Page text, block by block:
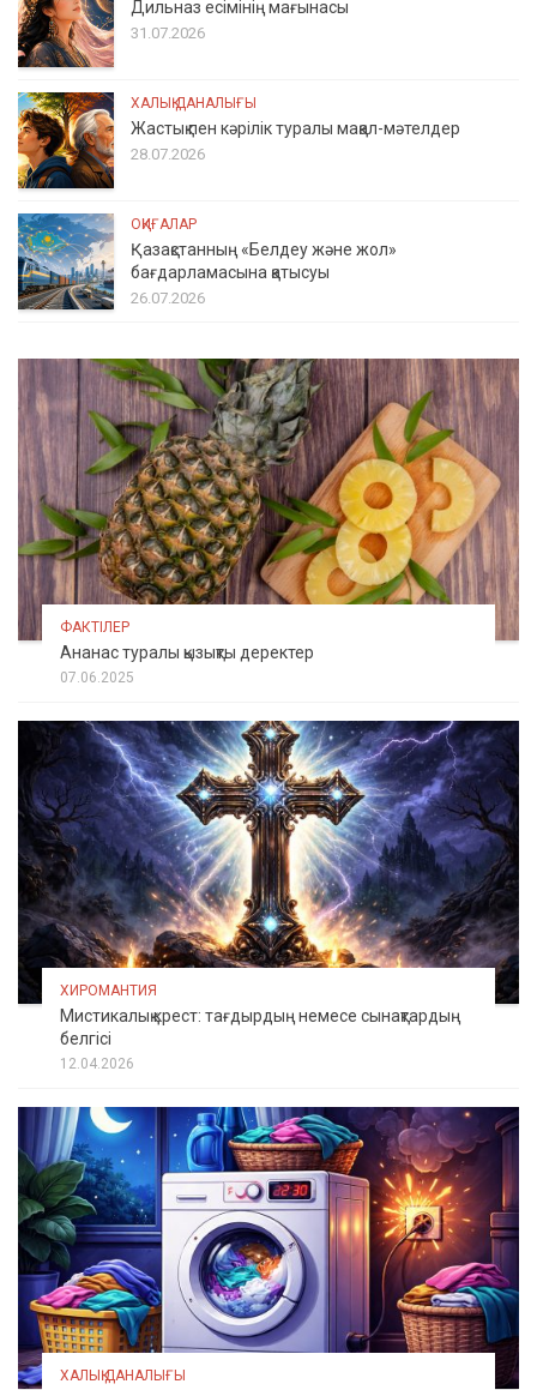
Дильназ есімінің мағынасы
31.07.2026
ХАЛЫҚ ДАНАЛЫҒЫ
Жастық пен кәрілік туралы мақал-мәтелдер
28.07.2026
ОҚИҒАЛАР
Қазақстанның «Белдеу және жол»
бағдарламасына қатысуы
26.07.2026
ФАКТІЛЕР
Ананас туралы қызықты деректер
07.06.2025
ХИРОМАНТИЯ
Мистикалық крест: тағдырдың немесе сынақтардың
белгісі
12.04.2026
ХАЛЫҚ ДАНАЛЫҒЫ